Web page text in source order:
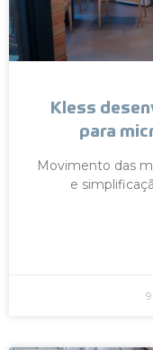
Kless
para
Movimento das
e